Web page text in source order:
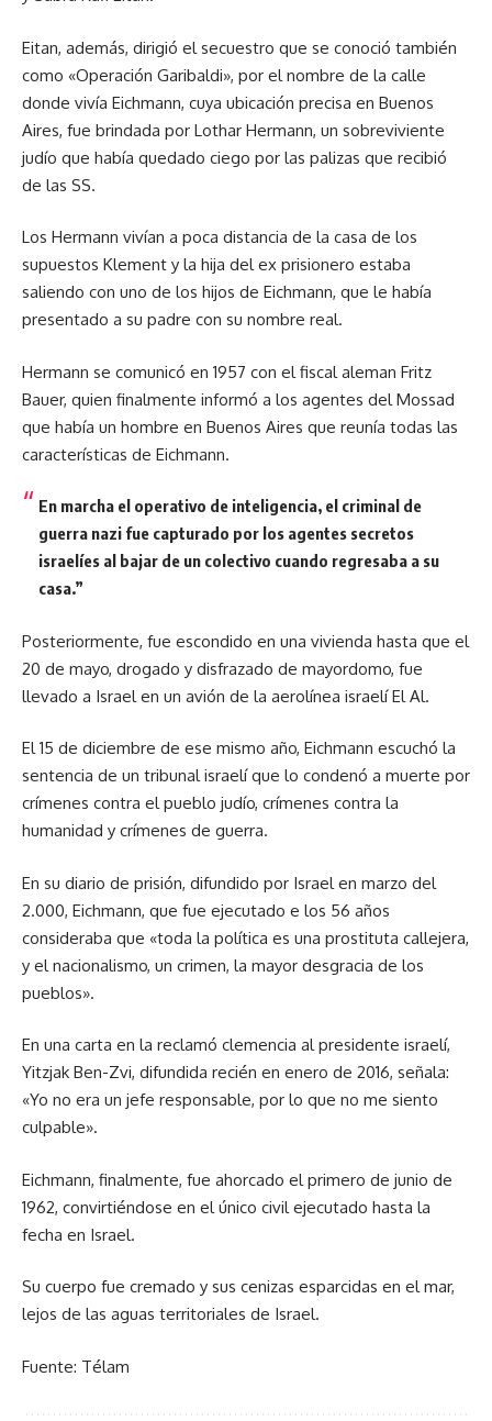
Eitan, además, dirigió el secuestro que se conoció también
como «Operación Garibaldi», por el nombre de la calle
donde vivía Eichmann, cuya ubicación precisa en Buenos
Aires, fue brindada por Lothar Hermann, un sobreviviente
judío que había quedado ciego por las palizas que recibió
de las SS.
Los Hermann vivían a poca distancia de la casa de los
supuestos Klement y la hija del ex prisionero estaba
saliendo con uno de los hijos de Eichmann, que le había
presentado a su padre con su nombre real.
Hermann se comunicó en 1957 con el fiscal aleman Fritz
Bauer, quien finalmente informó a los agentes del Mossad
que había un hombre en Buenos Aires que reunía todas las
características de Eichmann.
En marcha el operativo de inteligencia, el criminal de
guerra nazi fue capturado por los agentes secretos
israelíes al bajar de un colectivo cuando regresaba a su
casa.”
Posteriormente, fue escondido en una vivienda hasta que el
20 de mayo, drogado y disfrazado de mayordomo, fue
llevado a Israel en un avión de la aerolínea israelí El Al.
El 15 de diciembre de ese mismo año, Eichmann escuchó la
sentencia de un tribunal israelí que lo condenó a muerte por
crímenes contra el pueblo judío, crímenes contra la
humanidad y crímenes de guerra.
En su diario de prisión, difundido por Israel en marzo del
2.000, Eichmann, que fue ejecutado e los 56 años
consideraba que «toda la política es una prostituta callejera,
y el nacionalismo, un crimen, la mayor desgracia de los
pueblos».
En una carta en la reclamó clemencia al presidente israelí,
Yitzjak Ben-Zvi, difundida recién en enero de 2016, señala:
«Yo no era un jefe responsable, por lo que no me siento
culpable».
Eichmann, finalmente, fue ahorcado el primero de junio de
1962, convirtiéndose en el único civil ejecutado hasta la
fecha en Israel.
Su cuerpo fue cremado y sus cenizas esparcidas en el mar,
lejos de las aguas territoriales de Israel.
Fuente: Télam